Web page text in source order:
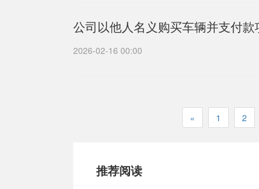
公司以他人名义购买车辆并支付
2026-02-16 00:00
« 1 2
推荐阅读